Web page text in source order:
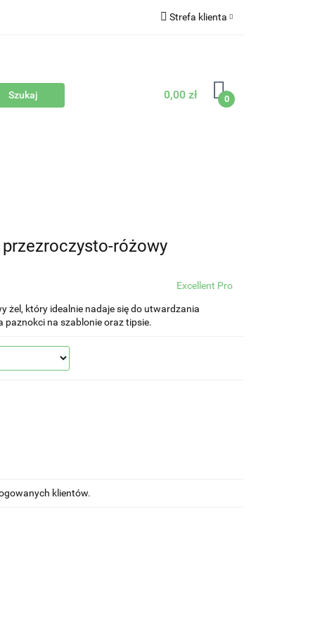
Strefa klienta
Dodaj zgłoszenie
0,00 zł 0
przezroczysto-różowy
Excellent Pro
żel, który idealnie nadaje się do utwardzania
paznokci na szablonie oraz tipsie.
klientów.